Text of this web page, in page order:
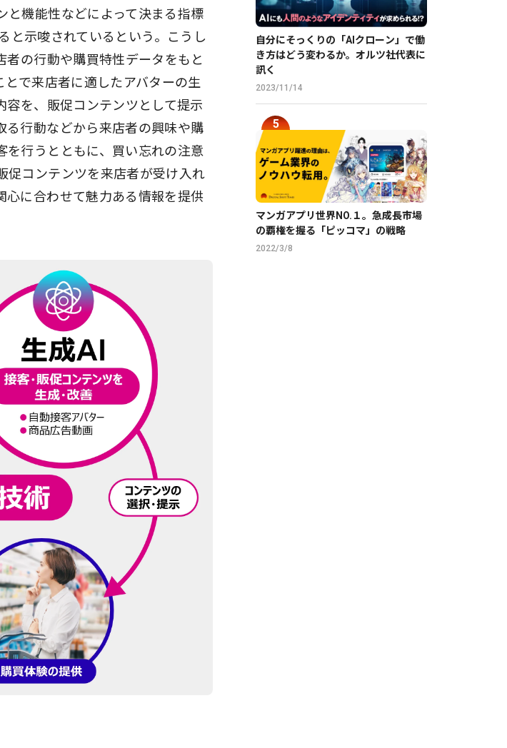
と機能性などによって決まる指標
と示唆されているという。こうし
の行動や購買特性データをもと
で来店者に適したアバターの生
を、販促コンテンツとして提示
る行動などから来店者の興味や購
を行うとともに、買い忘れの注意
促コンテンツを来店者が受け入れ
心に合わせて魅力ある情報を提供
自分にそっくりの「AIクローン」で働
き方はどう変わるか。オルツ社代表に
訊く
2023/11/14
マンガアプリ世界NO.１。急成長市場
の覇権を握る「ピッコマ」の戦略
2022/3/8